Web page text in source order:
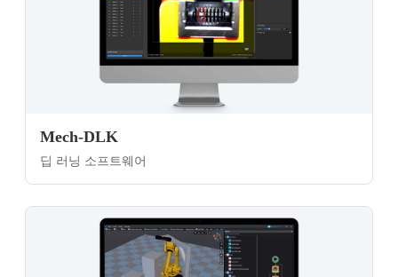
Mech-DLK
딥 러닝 소프트웨어